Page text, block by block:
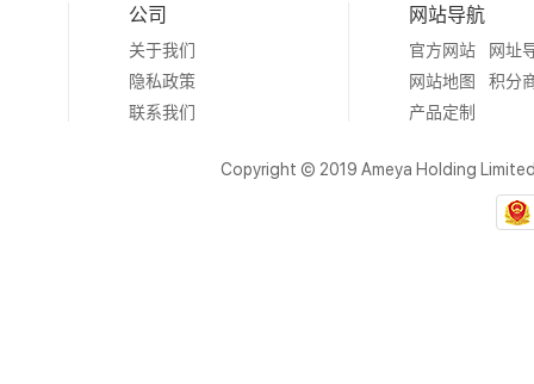
公司
关于我们
隐私政策
联系我们
网站导航
官方网站
网址
网站地图
积分
产品定制
Copyright © 2019 Ameya Holding